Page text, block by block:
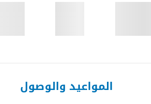
المواعيد والوصول